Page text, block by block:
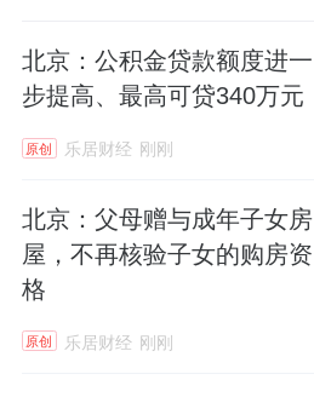
北京：公积金贷款额度进一
步提高、最高可贷340万元
原创 乐居财经 刚刚
北京：父母赠与成年子女房
屋，不再核验子女的购房资
格
原创 乐居财经 刚刚